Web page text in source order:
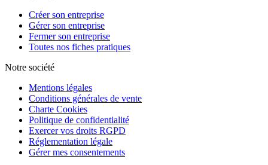
Créer son entreprise
Gérer son entreprise
Fermer son entreprise
Toutes nos fiches pratiques
Notre société
Mentions légales
Conditions générales de vente
Charte Cookies
Politique de confidentialité
Exercer vos droits RGPD
Réglementation légale
Gérer mes consentements